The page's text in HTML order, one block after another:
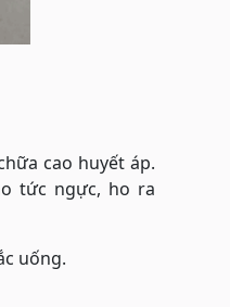
cao huyết áp.
tức ngực, ho ra
uống.